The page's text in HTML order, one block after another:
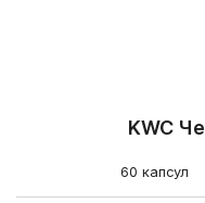
KWC
60 капсул